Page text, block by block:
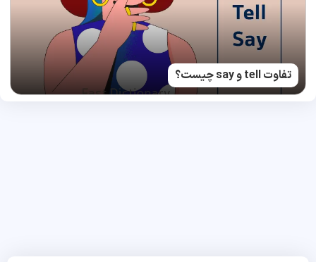
تفاوت tell و say چیست؟